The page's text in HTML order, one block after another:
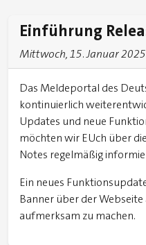
Einführung
Mittwoch, 15. Januar
Das Meldeportal des
kontinuierlich
Updates und neue
möchten wir EUch über
Notes regelmäßig
Ein neues
Banner über der Webseite
aufmerksam zu machen.